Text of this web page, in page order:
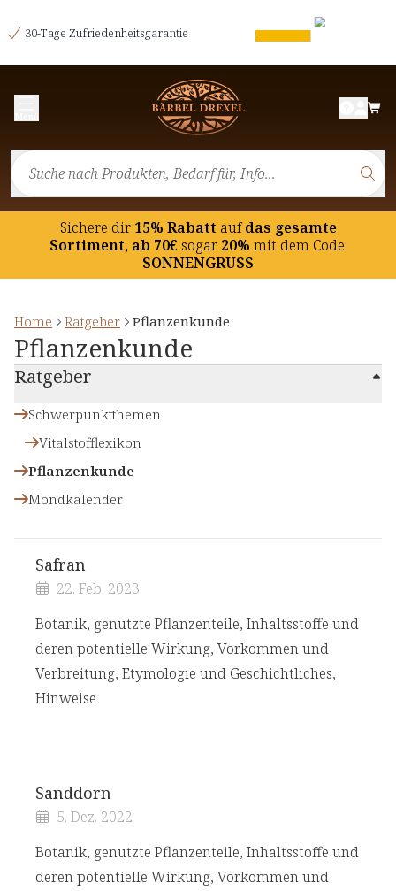
30-Tage Zufriedenheitsgarantie
Sichere dir15% Rabatt aufdas gesamte
Sortiment, ab 70€ sogar20% mit dem Code:
SONNENGRUSS
Home Ratgeber Pflanzenkunde
Pflanzenkunde
Ratgeber
Schwerpunktthemen
Vitalstofflexikon
Pflanzenkunde
Mondkalender
Safran
22. Feb. 2023
Botanik, genutzte Pflanzenteile, Inhaltsstoffe und
deren potentielle Wirkung, Vorkommen und
Verbreitung, Etymologie und Geschichtliches,
Hinweise
Sanddorn
5. Dez. 2022
Botanik, genutzte Pflanzenteile, Inhaltsstoffe und
deren potentielle Wirkung, Vorkommen und